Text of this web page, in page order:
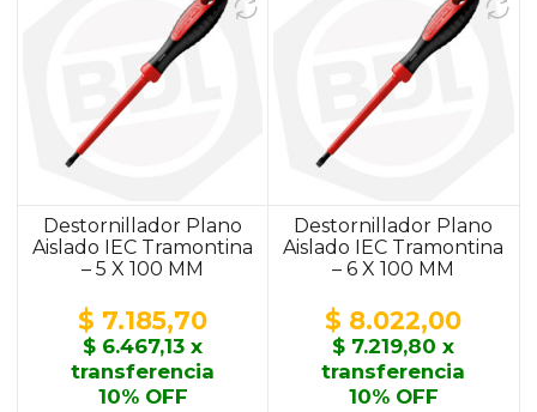
Destornillador Plano
Aislado IEC Tramontina
– 5 X 100 MM
$ 7.185,70
$ 6.467,13 x
transferencia
10% OFF
Destornillador Plano
Aislado IEC Tramontina
– 6 X 100 MM
$ 8.022,00
$ 7.219,80 x
transferencia
10% OFF